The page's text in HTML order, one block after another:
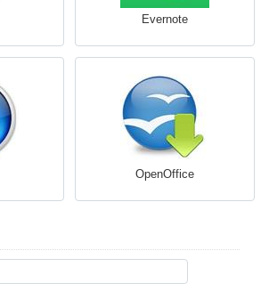
Evernote
OpenOffice